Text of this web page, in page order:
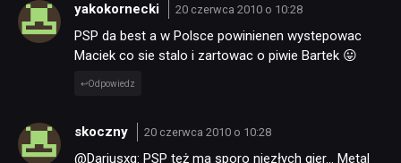
SKLEP
yakokornecki 20 czerwca 2010 o 10:28
PSP da best a w Polsce powinienen wystepowac
Maciek co sie stalo i zartowac o piwie Bartek 😛
Odpowiedz
skoczny 20 czerwca 2010 o 10:28
@Dariusxq: PSP też ma sporo niezłych gier… Metal